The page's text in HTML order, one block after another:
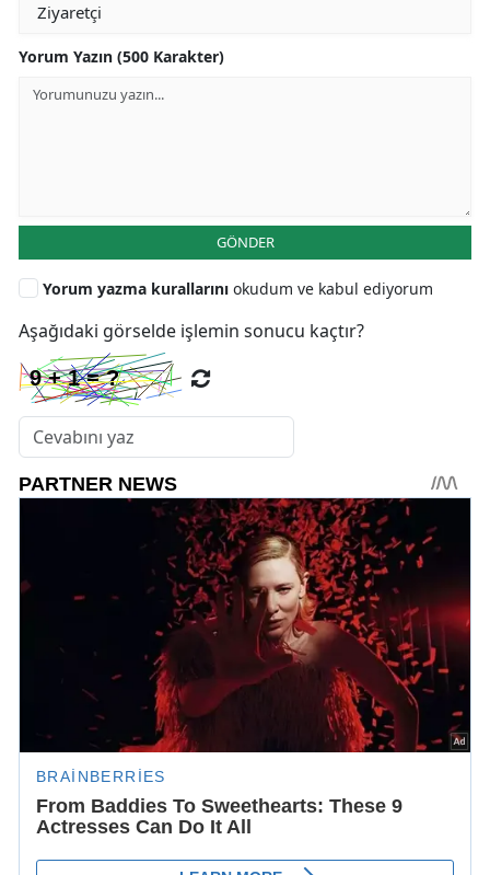
Yorum Yazın (500 Karakter)
GÖNDER
Yorum yazma kurallarını okudum ve kabul ediyorum
Aşağıdaki görselde işlemin sonucu kaçtır?